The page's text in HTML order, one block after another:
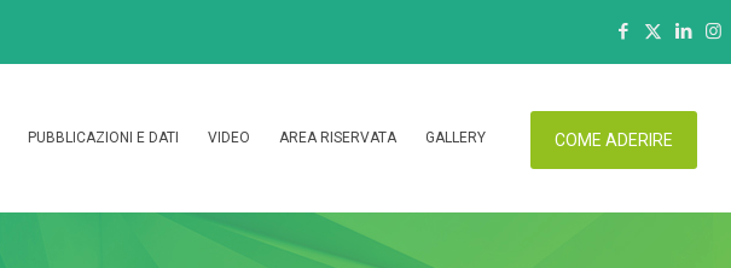
PUBBLICAZIONI E DATI VIDEO AREA RISERVATA GALLERY COME ADERIRE